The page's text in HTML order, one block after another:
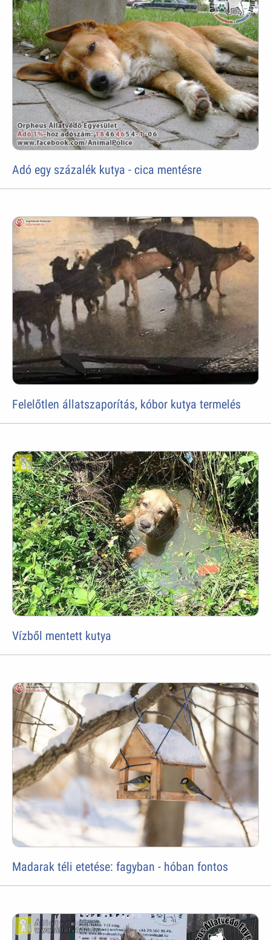
Adó egy százalék kutya - cica mentésre
Felelőtlen állatszaporítás, kóbor kutya termelés
Vízből mentett kutya
Madarak téli etetése: fagyban - hóban fontos